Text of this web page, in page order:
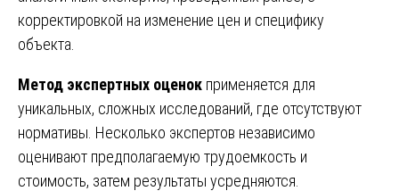
корректировкой на изменение цен и специфику
объекта.
Метод экспертных оценок применяется для
уникальных, сложных исследований, где отсутствуют
нормативы. Несколько экспертов независимо
оценивают предполагаемую трудоемкость и
стоимость, затем результаты усредняются.